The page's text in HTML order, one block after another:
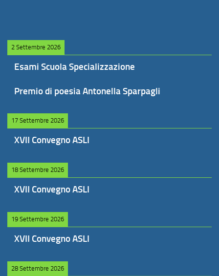
2 Settembre 2026
Esami Scuola Specializzazione
Premio di poesia Antonella Sparpagli
17 Settembre 2026
XVII Convegno ASLI
18 Settembre 2026
XVII Convegno ASLI
19 Settembre 2026
XVII Convegno ASLI
28 Settembre 2026